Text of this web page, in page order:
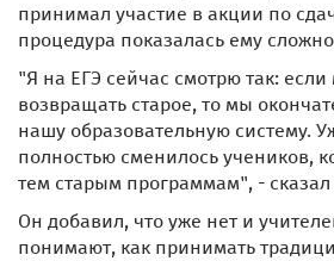
принимал участие в акции по
процедура показалась ему
"Я на ЕГЭ сейчас смотрю так:
возвращать старое, то мы
нашу образовательную систему.
полностью сменилось учеников,
тем старым программам", -
Он добавил, что уже нет и
понимают, как принимать